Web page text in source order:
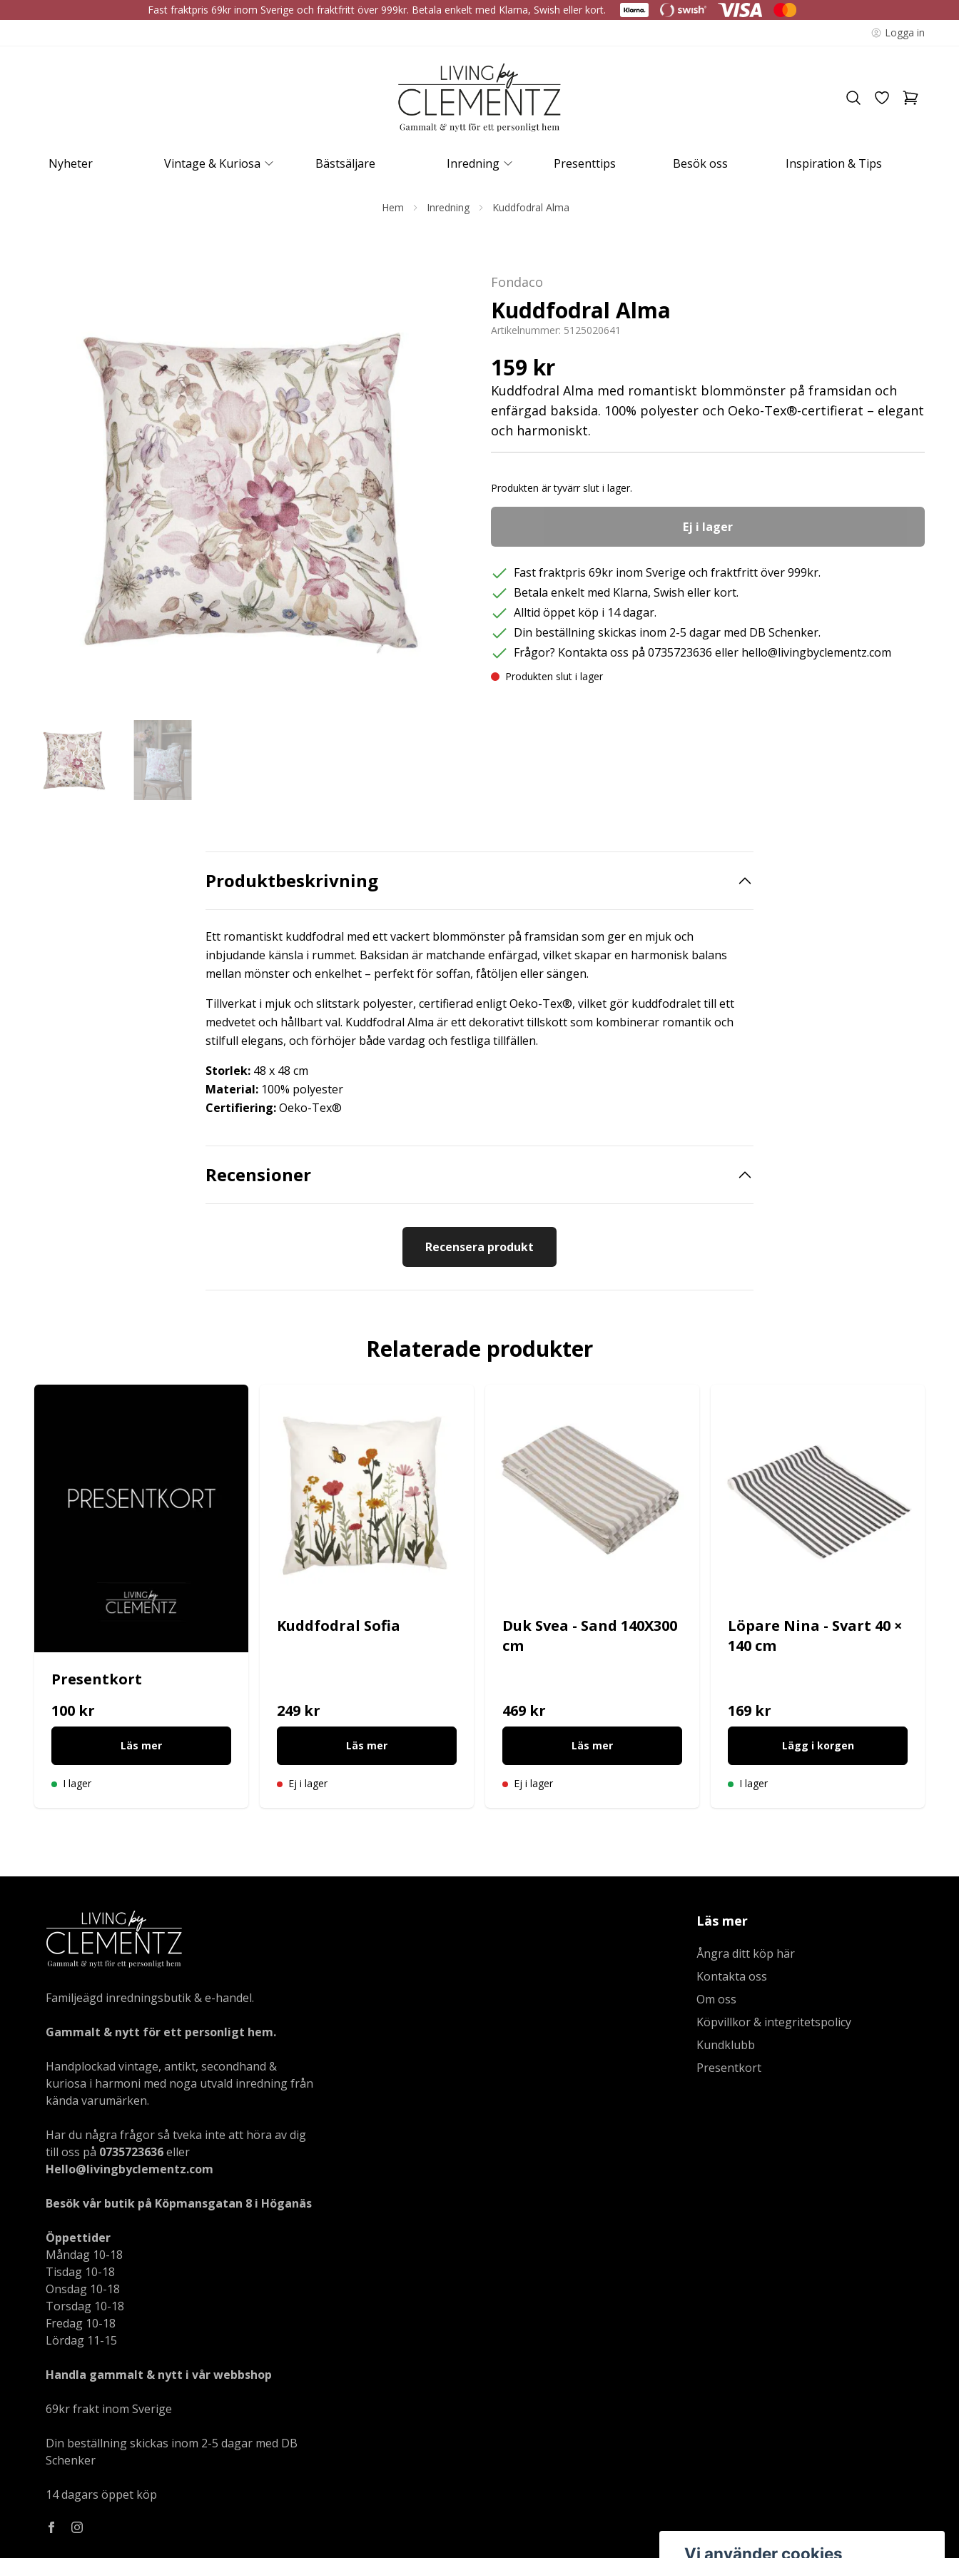
Fast fraktpris 69kr inom Sverige och fraktfritt över 999kr. Betala enkelt med Klarna, Swish eller kort.
Logga in
Nyheter Vintage & Kuriosa Bästsäljare Inredning Presenttips Besök oss Inspiration & Tips
Hem Inredning Kuddfodral Alma
Fondaco
Kuddfodral Alma
Artikelnummer: 5125020641
159 kr
Kuddfodral Alma med romantiskt blommönster på framsidan och
enfärgad baksida. 100% polyester och Oeko-Tex®-certifierat – elegant
och harmoniskt.
Produkten är tyvärr slut i lager.
Ej i lager
Fast fraktpris 69kr inom Sverige och fraktfritt över 999kr.
Betala enkelt med Klarna, Swish eller kort.
Alltid öppet köp i 14 dagar.
Din beställning skickas inom 2-5 dagar med DB Schenker.
Frågor? Kontakta oss på 0735723636 eller hello@livingbyclementz.com
Produkten slut i lager
Produktbeskrivning
Ett romantiskt kuddfodral med ett vackert blommönster på framsidan som ger en mjuk och
inbjudande känsla i rummet. Baksidan är matchande enfärgad, vilket skapar en harmonisk balans
mellan mönster och enkelhet – perfekt för soffan, fåtöljen eller sängen.
Tillverkat i mjuk och slitstark polyester, certifierad enligt Oeko-Tex®, vilket gör kuddfodralet till ett
medvetet och hållbart val. Kuddfodral Alma är ett dekorativt tillskott som kombinerar romantik och
stilfull elegans, och förhöjer både vardag och festliga tillfällen.
Storlek: 48 x 48 cm
Material: 100% polyester
Certifiering:Oeko-Tex®
Recensioner
Recensera produkt
Relaterade produkter
Presentkort
100 kr
Läs mer
I lager
Kuddfodral Sofia
249 kr
Läs mer
Ej i lager
Duk Svea - Sand 140X300
cm
469 kr
Läs mer
Ej i lager
Löpare Nina - Svart 40 ×
140 cm
169 kr
Lägg i korgen
I lager
Familjeägd inredningsbutik & e-handel.
Gammalt & nytt för ett personligt hem.
Handplockad vintage, antikt, secondhand &
kuriosa i harmoni med noga utvald inredning från
kända varumärken.
Har du några frågor så tveka inte att höra av dig
till oss på 0735723636eller
Hello@livingbyclementz.com
Besök vår butik på Köpmansgatan 8 i Höganäs
Öppettider
Måndag 10-18
Tisdag 10-18
Onsdag 10-18
Torsdag 10-18
Fredag 10-18
Lördag 11-15
Handla gammalt & nytt i vår webbshop
69kr frakt inom Sverige
Din beställning skickas inom 2-5 dagar med DB
Schenker
14 dagars öppet köp
Läs mer
Ångra ditt köp här
Kontakta oss
Om oss
Köpvillkor & integritetspolicy
Kundklubb
Presentkort
Vi använder cookies